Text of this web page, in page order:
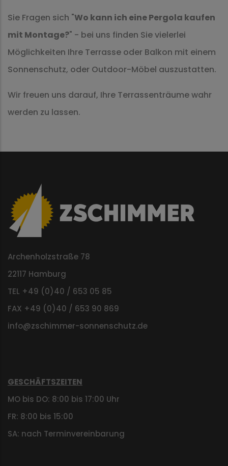
Sie Fragen sich "Wo kann ich eine Pergola kaufen
mit Montage?" - bei uns finden Sie vielerlei
Möglichkeiten Ihre Terrasse oder Balkon mit einem
Sonnenschutz, oder Outdoor-Möbel auszustatten.
Wir freuen uns darauf, Ihre Terrassenträume wahr
werden zu lassen.
Archenholzstraße 78
22117 Hamburg
TEL +49 (0)40 / 653 05 85
FAX +49 (0)40 / 653 90 869
info@zschimmer-sonnenschutz.de
GESCHÄFTSZEITEN
MO bis DO: 8:00 bis 17:00 Uhr
FR: 8:00 bis 15:00
SA: nach Terminvereinbarung